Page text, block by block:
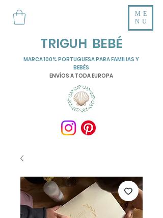
TRIGUH BEBÉ
ME
NU
MARCA 100% PORTUGUESA PARA FAMILIAS Y
BEBÉS
ENVÍOS A TODA EUROPA